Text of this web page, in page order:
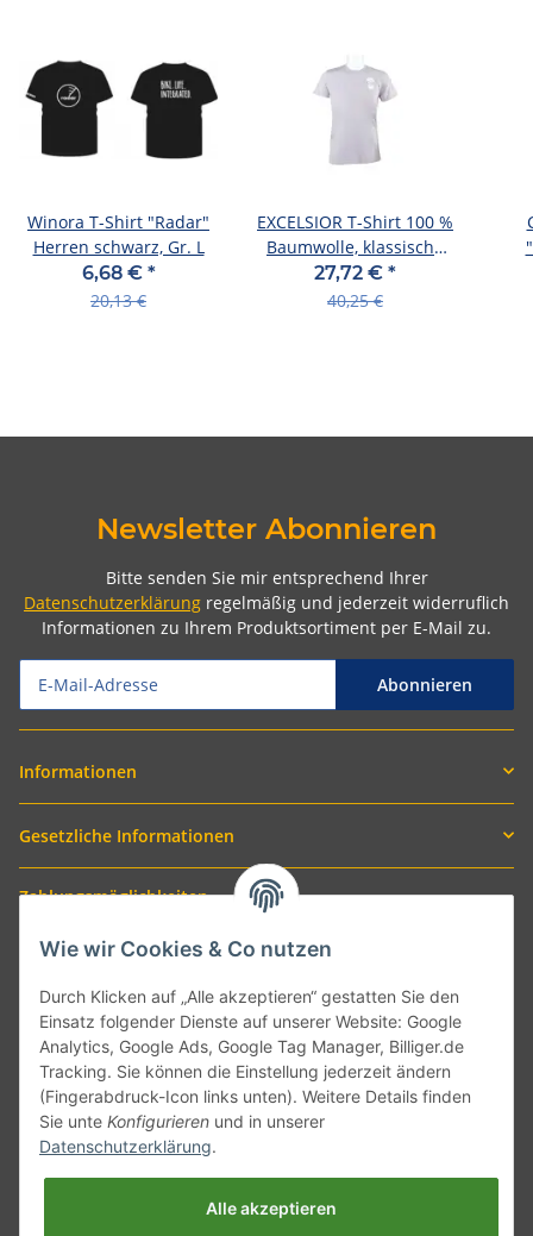
Winora T-Shirt "Radar"
Herren schwarz, Gr. L
6,68 € *
20,13 €
EXCELSIOR T-Shirt 100 %
Baumwolle, klassische
Form Herren, dusty
27,72 € *
40,25 €
Newsletter Abonnieren
Bitte senden Sie mir entsprechend Ihrer
Datenschutzerklärung regelmäßig und jederzeit widerruflich
Informationen zu Ihrem Produktsortiment per E-Mail zu.
Abonnieren
Informationen
Gesetzliche Informationen
Zahlungsmöglichkeiten
Versand mit
Wie wir Cookies & Co nutzen
Durch Klicken auf „Alle akzeptieren“ gestatten Sie den
Einsatz folgender Dienste auf unserer Website: Google
Analytics, Google Ads, Google Tag Manager, Billiger.de
Tracking. Sie können die Einstellung jederzeit ändern
(Fingerabdruck-Icon links unten). Weitere Details finden
Sie unte Konfigurieren und in unserer
Datenschutzerklärung.
Alle akzeptieren